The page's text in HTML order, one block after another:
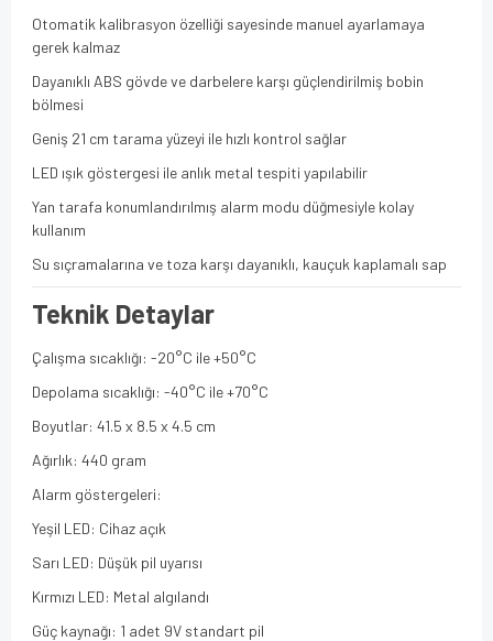
Otomatik kalibrasyon özelliği sayesinde manuel ayarlamaya
gerek kalmaz
Dayanıklı ABS gövde ve darbelere karşı güçlendirilmiş bobin
bölmesi
Geniş 21 cm tarama yüzeyi ile hızlı kontrol sağlar
LED ışık göstergesi ile anlık metal tespiti yapılabilir
Yan tarafa konumlandırılmış alarm modu düğmesiyle kolay
kullanım
Su sıçramalarına ve toza karşı dayanıklı, kauçuk kaplamalı sap
Teknik Detaylar
Çalışma sıcaklığı: -20°C ile +50°C
Depolama sıcaklığı: -40°C ile +70°C
Boyutlar: 41.5 x 8.5 x 4.5 cm
Ağırlık: 440 gram
Alarm göstergeleri:
Yeşil LED: Cihaz açık
Sarı LED: Düşük pil uyarısı
Kırmızı LED: Metal algılandı
Güç kaynağı: 1 adet 9V standart pil